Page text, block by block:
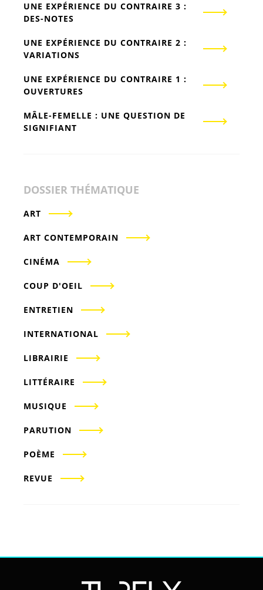
UNE EXPÉRIENCE DU CONTRAIRE 3 :
DES-NOTES
UNE EXPÉRIENCE DU CONTRAIRE 2 :
VARIATIONS
UNE EXPÉRIENCE DU CONTRAIRE 1 :
OUVERTURES
MÂLE-FEMELLE : UNE QUESTION DE
SIGNIFIANT
DOSSIER THÉMATIQUE
ART
ART CONTEMPORAIN
CINÉMA
COUP D'OEIL
ENTRETIEN
INTERNATIONAL
LIBRAIRIE
LITTÉRAIRE
MUSIQUE
PARUTION
POÈME
REVUE